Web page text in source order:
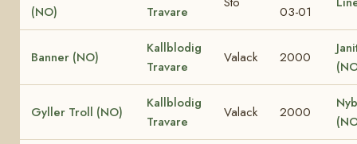
(NO)
Travare
03-01
Banner (NO)
Kallblodig
Travare
Valack 2000
Gyller Troll (NO)
Kallblodig
Travare
Valack 2000